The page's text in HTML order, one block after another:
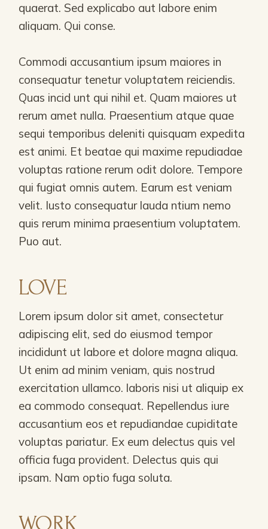
quaerat. Sed explicabo aut labore enim
aliquam. Qui conse.
Commodi accusantium ipsum maiores in
consequatur tenetur voluptatem reiciendis.
Quas incid unt qui nihil et. Quam maiores ut
rerum amet nulla. Praesentium atque quae
sequi temporibus deleniti quisquam expedita
est animi. Et beatae qui maxime repudiadae
voluptas ratione rerum odit dolore. Tempore
qui fugiat omnis autem. Earum est veniam
velit. Iusto consequatur lauda ntium nemo
quis rerum minima praesentium voluptatem.
Puo aut.
LOVE
Lorem ipsum dolor sit amet, consectetur
adipiscing elit, sed do eiusmod tempor
incididunt ut labore et dolore magna aliqua.
Ut enim ad minim veniam, quis nostrud
exercitation ullamco. laboris nisi ut aliquip ex
ea commodo consequat. Repellendus iure
accusantium eos et repudiandae cupiditate
voluptas pariatur. Ex eum delectus quis vel
officia fuga provident. Delectus quis qui
ipsam. Nam optio fuga soluta.
WORK